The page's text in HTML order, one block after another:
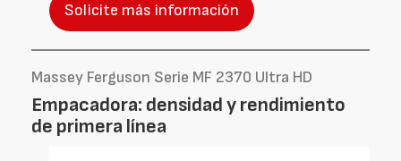
Solicite más información
Massey Ferguson Serie MF 2370 Ultra HD
Empacadora: densidad y rendimiento
de primera línea